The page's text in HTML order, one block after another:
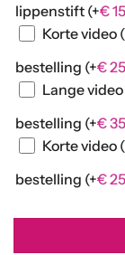
lippenstift (+€
Korte video
bestelling (+€
Lange
bestelling (+€
Korte video
bestelling (+€